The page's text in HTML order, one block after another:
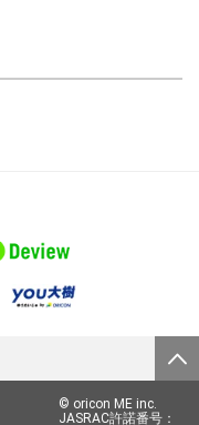
© oricon ME inc.
JASRAC許諾番号：